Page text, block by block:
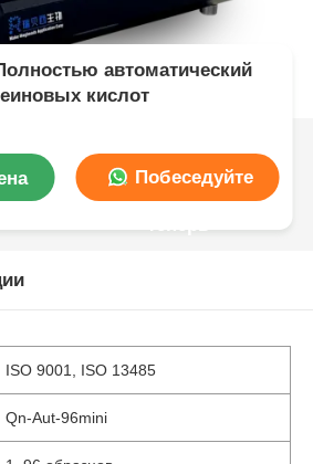
автоматический
кислот
Побеседуйте
ISO 9001, ISO 13485
Qn-Aut-96mini